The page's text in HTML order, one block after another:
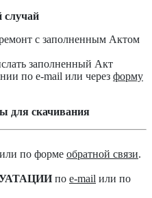
случай
с заполненным Актом
заполненный Акт
по e-mail или через форму
для скачивания
или по форме обратной связи.
по e-mail или по